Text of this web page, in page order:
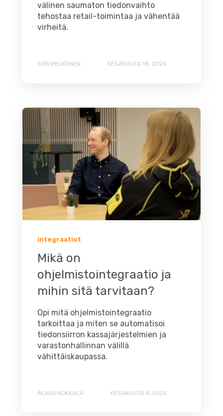
välinen saumaton tiedonvaihto
tehostaa retail-toimintaa ja vähentää
virheitä.
SIIRI PELKONEN KESÄKUUTA 18, 2025
integraatiot
Mikä on
ohjelmistointegraatio ja
mihin sitä tarvitaan?
Opi mitä ohjelmistointegraatio
tarkoittaa ja miten se automatisoi
tiedonsiirron kassajärjestelmien ja
varastonhallinnan välillä
vähittäiskaupassa.
ALIISA NOKKALA KESÄKUUTA 4, 2025